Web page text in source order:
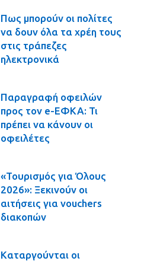
Πως μπορούν οι πολίτες
να δουν όλα τα χρέη τους
στις τράπεζες
ηλεκτρονικά
Παραγραφή οφειλών
προς τον e-ΕΦΚΑ: Τι
πρέπει να κάνουν οι
οφειλέτες
«Τουρισμός για Όλους
2026»: Ξεκινούν οι
αιτήσεις για vouchers
διακοπών
Καταργούνται οι